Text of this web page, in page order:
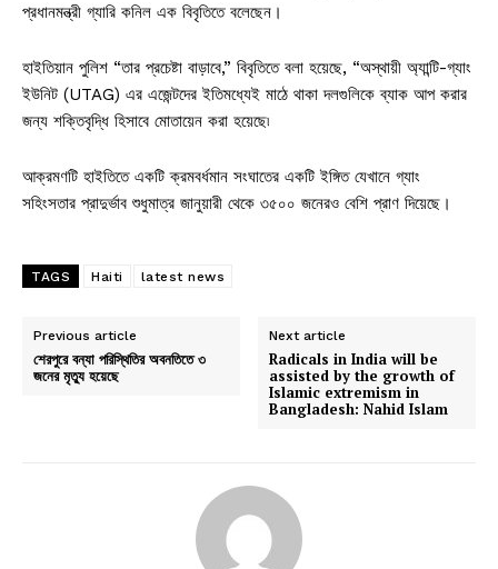
প্রধানমন্ত্রী গ্যারি কনিল এক বিবৃতিতে বলেছেন।
হাইতিয়ান পুলিশ “তার প্রচেষ্টা বাড়াবে,” বিবৃতিতে বলা হয়েছে, “অস্থায়ী অ্যান্টি-গ্যাং
ইউনিট (UTAG) এর এজেন্টদের ইতিমধ্যেই মাঠে থাকা দলগুলিকে ব্যাক আপ করার
জন্য শক্তিবৃদ্ধি হিসাবে মোতায়েন করা হয়েছে৷
আক্রমণটি হাইতিতে একটি ক্রমবর্ধমান সংঘাতের একটি ইঙ্গিত যেখানে গ্যাং
সহিংসতার প্রাদুর্ভাব শুধুমাত্র জানুয়ারী থেকে ৩৫০০ জনেরও বেশি প্রাণ দিয়েছে।
TAGS Haiti latest news
Previous article
শেরপুরে বন্যা পরিস্থিতির অবনতিতে ৩
জনের মৃত্যু হয়েছে
Next article
Radicals in India will be
assisted by the growth of
Islamic extremism in
Bangladesh: Nahid Islam